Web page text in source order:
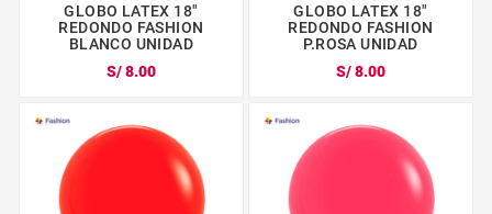
GLOBO LATEX 18"
REDONDO FASHION
BLANCO UNIDAD
S/ 8.00
GLOBO LATEX 18"
REDONDO FASHION
P.ROSA UNIDAD
S/ 8.00